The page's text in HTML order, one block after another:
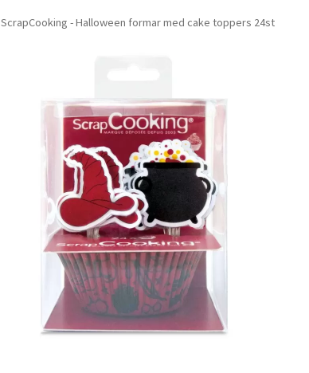
ScrapCooking - Halloween formar med cake toppers 24st